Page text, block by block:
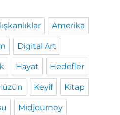
Amerika
Digital Art
Hayat Hedefler
Keyif Kitap
Midjourney